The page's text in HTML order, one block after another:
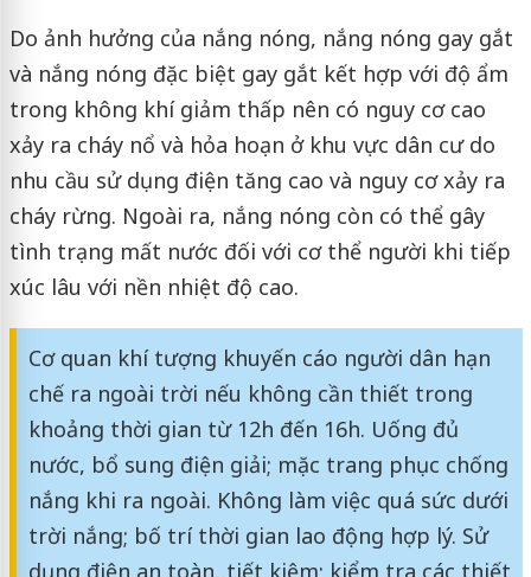
Do ảnh hưởng của nắng nóng, nắng nóng gay gắt
và nắng nóng đặc biệt gay gắt kết hợp với độ ẩm
trong không khí giảm thấp nên có nguy cơ cao
xảy ra cháy nổ và hỏa hoạn ở khu vực dân cư do
nhu cầu sử dụng điện tăng cao và nguy cơ xảy ra
cháy rừng. Ngoài ra, nắng nóng còn có thể gây
tình trạng mất nước đối với cơ thể người khi tiếp
xúc lâu với nền nhiệt độ cao.
Cơ quan khí tượng khuyến cáo người dân hạn
chế ra ngoài trời nếu không cần thiết trong
khoảng thời gian từ 12h đến 16h. Uống đủ
nước, bổ sung điện giải; mặc trang phục chống
nắng khi ra ngoài. Không làm việc quá sức dưới
trời nắng; bố trí thời gian lao động hợp lý. Sử
dụng điện an toàn, tiết kiệm; kiểm tra các thiết